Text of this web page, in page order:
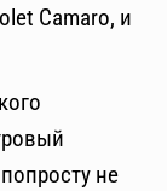
Camaro, и
не